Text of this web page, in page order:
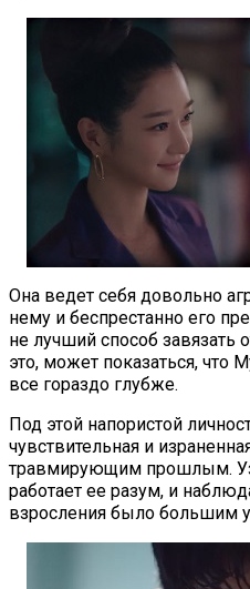
Она ведет себя довольно
нему и беспрестанно его
не лучший способ завязать
это, может показаться,
все гораздо глубже.
Под этой напористой
чувствительная и
травмирующим прошлым.
работает ее разум, и
взросления было большим